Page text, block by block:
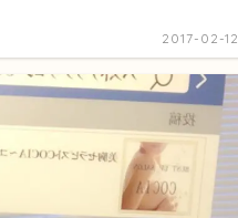
2017-02-12